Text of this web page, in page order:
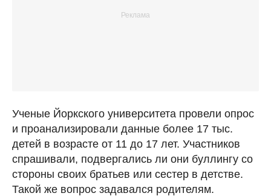
Ученые Йоркского университета провели опрос
и проанализировали данные более 17 тыс.
детей в возрасте от 11 до 17 лет. Участников
спрашивали, подвергались ли они буллингу со
стороны своих братьев или сестер в детстве.
Такой же вопрос задавался родителям.